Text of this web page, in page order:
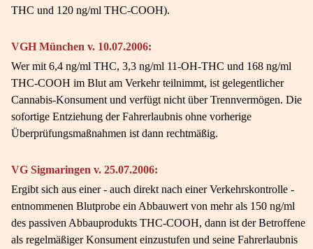
THC und 120 ng/ml THC-COOH).
VGH München v. 10.07.2006:
Wer mit 6,4 ng/ml THC, 3,3 ng/ml 11-OH-THC und 168 ng/ml
THC-COOH im Blut am Verkehr teilnimmt, ist gelegentlicher
Cannabis-Konsument und verfügt nicht über Trennvermögen. Die
sofortige Entziehung der Fahrerlaubnis ohne vorherige
Überprüfungsmaßnahmen ist dann rechtmäßig.
VG Sigmaringen v. 25.07.2006:
Ergibt sich aus einer - auch direkt nach einer Verkehrskontrolle -
entnommenen Blutprobe ein Abbauwert von mehr als 150 ng/ml
des passiven Abbauprodukts THC-COOH, dann ist der Betroffene
als regelmäßiger Konsument einzustufen und seine Fahrerlaubnis